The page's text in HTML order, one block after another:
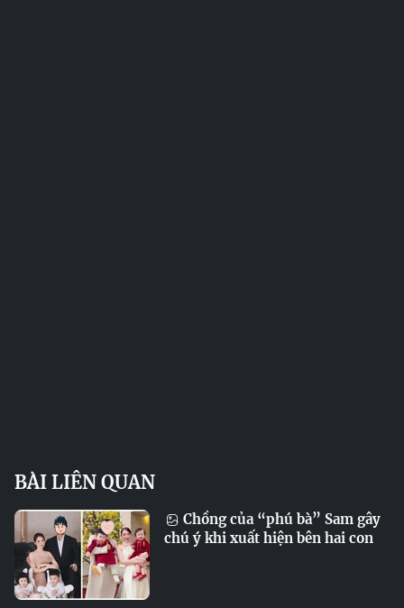
BÀI LIÊN QUAN
Chồng của “phú bà” Sam gây
chú ý khi xuất hiện bên hai con